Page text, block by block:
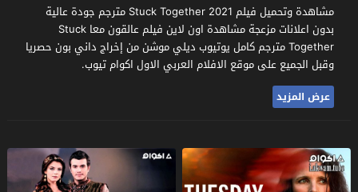
مشاهدة وتحميل فيلم Stuck Together 2021 مترجم جودة عالية
بدون اعلانات مزعجة مشاهدة اون لاين فيلم عالقون معا Stuck
Together مترجم كامل يوتيوب ديلي موشن من إخراج داني بون حصريا
وقبل الجميع على موقع الافلام العربي الاول اكوام تيوب.
عرض المزيد